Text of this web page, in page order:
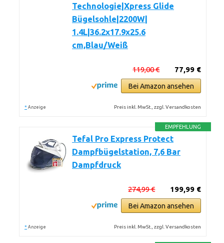
Technologie|Xpress Glide
Bügelsohle|2200W|
1.4L|36.2x17.9x25.6
cm,Blau/Weiß
77,99 €
119,00 €
Bei Amazon ansehen
* Anzeige Preis inkl. MwSt., zzgl. Versandkosten
EMPFEHLUNG
Tefal Pro Express Protect
Dampfbügelstation, 7,6 Bar
Dampfdruck
199,99 €
274,99 €
Bei Amazon ansehen
* Anzeige Preis inkl. MwSt., zzgl. Versandkosten